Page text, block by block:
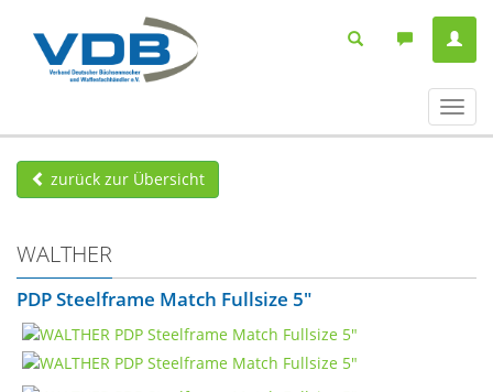
ein-/
zurück zur Übersicht
WALTHER
PDP Steelframe Match Fullsize 5"